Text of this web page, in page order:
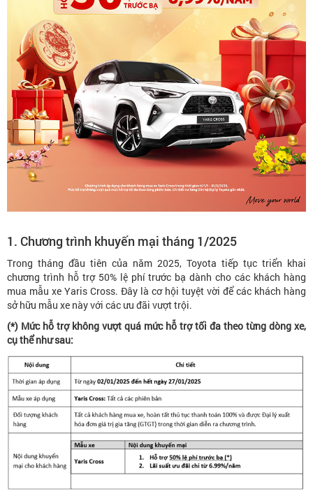
1. Chương trình khuyến mại tháng 1/2025
Trong tháng đầu tiên của năm 2025, Toyota tiếp tục triển khai
chương trình hỗ trợ 50% lệ phí trước bạ dành cho các khách hàng
mua mẫu xe Yaris Cross. Đây là cơ hội tuyệt vời để các khách hàng
sở hữu mẫu xe này với các ưu đãi vượt trội.
(*) Mức hỗ trợ không vượt quá mức hỗ trợ tối đa theo từng dòng xe,
cụ thể như sau: